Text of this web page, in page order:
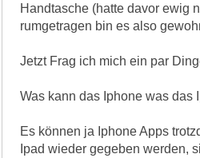
Handtasche (hatte davor ewig
rumgetragen bin es also
Jetzt Frag ich mich ein par
Was kann das Iphone was das
Es können ja Iphone Apps
Ipad wieder gegeben werden,